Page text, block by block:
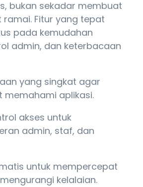
bukan sekadar membuat
Fitur yang tepat
pada kemudahan
admin, dan keterbacaan
yang singkat agar
memahami aplikasi.
akses untuk
admin, staf, dan
untuk mempercepat
kelalaian.